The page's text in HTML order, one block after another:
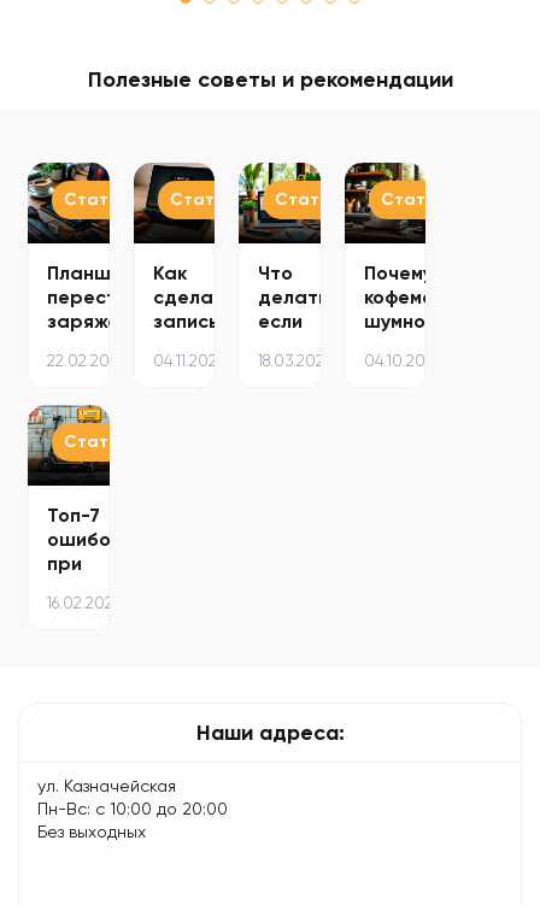
Полезные советы и рекомендации
Статьи
Планшет
перестал
заряжаться
причины
способы
решения…
22.02.2025
Статьи
Как
сделать
запись
на
MacBook
04.11.2025
Статьи
Что
делать,
если
начал
18.03.2024
Статьи
Почему
кофемашина
шумно
–
04.10.2024
Статьи
Топ-7
ошибок
при
электросамоката
16.02.2024
Наши адреса:
ул. Казначейская
Пн-Вс: с 10:00 до 20:00
Без выходных